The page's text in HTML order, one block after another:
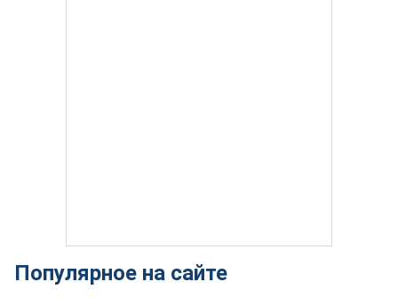
Популярное на сайте